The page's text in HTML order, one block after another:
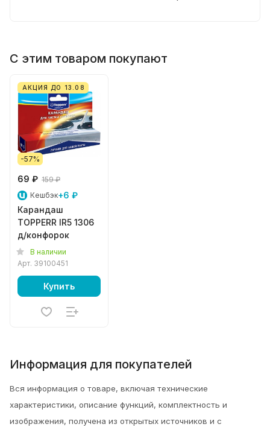
С этим товаром покупают
АКЦИЯ ДО 13.08
-57%
69 ₽ 159 ₽
Кешбэк+6 ₽
Карандаш
TOPPERR IR5 1306
д/конфорок
В наличии
Арт. 39100451
Купить
Информация для покупателей
Вся информация о товаре, включая технические
характеристики, описание функций, комплектность и
изображения, получена из открытых источников и с